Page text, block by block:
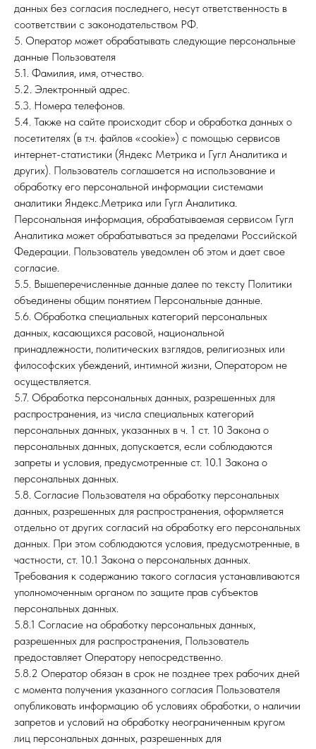
данных без согласия последнего, несут ответственность в
соответствии с законодательством РФ.
5. Оператор может обрабатывать следующие персональные
данные Пользователя
5.1. Фамилия, имя, отчество.
5.2. Электронный адрес.
5.3. Номера телефонов.
5.4. Также на сайте происходит сбор и обработка данных о
посетителях (в т.ч. файлов «cookie») с помощью сервисов
интернет-статистики (Яндекс Метрика и Гугл Аналитика и
других). Пользователь соглашается на использование и
обработку его персональной информации системами
аналитики Яндекс.Метрика или Гугл Аналитика.
Персональная информация, обрабатываемая сервисом Гугл
Аналитика может обрабатываться за пределами Российской
Федерации. Пользователь уведомлен об этом и дает свое
согласие.
5.5. Вышеперечисленные данные далее по тексту Политики
объединены общим понятием Персональные данные.
5.6. Обработка специальных категорий персональных
данных, касающихся расовой, национальной
принадлежности, политических взглядов, религиозных или
философских убеждений, интимной жизни, Оператором не
осуществляется.
5.7. Обработка персональных данных, разрешенных для
распространения, из числа специальных категорий
персональных данных, указанных в ч. 1 ст. 10 Закона о
персональных данных, допускается, если соблюдаются
запреты и условия, предусмотренные ст. 10.1 Закона о
персональных данных.
5.8. Согласие Пользователя на обработку персональных
данных, разрешенных для распространения, оформляется
отдельно от других согласий на обработку его персональных
данных. При этом соблюдаются условия, предусмотренные, в
частности, ст. 10.1 Закона о персональных данных.
Требования к содержанию такого согласия устанавливаются
уполномоченным органом по защите прав субъектов
персональных данных.
5.8.1 Согласие на обработку персональных данных,
разрешенных для распространения, Пользователь
предоставляет Оператору непосредственно.
5.8.2 Оператор обязан в срок не позднее трех рабочих дней
с момента получения указанного согласия Пользователя
опубликовать информацию об условиях обработки, о наличии
запретов и условий на обработку неограниченным кругом
лиц персональных данных, разрешенных для